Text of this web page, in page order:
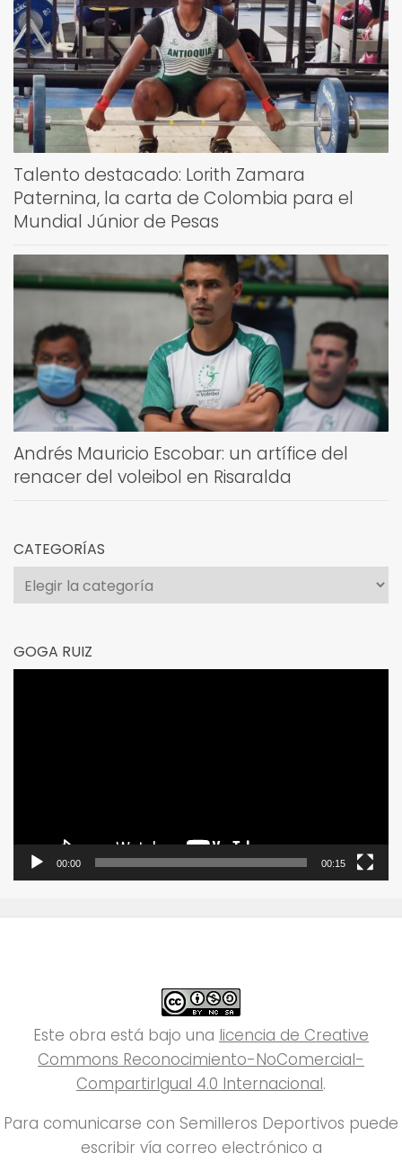
Talento destacado: Lorith Zamara
Paternina, la carta de Colombia para el
Mundial Júnior de Pesas
Andrés Mauricio Escobar: un artífice del
renacer del voleibol en Risaralda
CATEGORÍAS
Categorías
GOGA RUIZ
00:00 00:15
Este obra está bajo una licencia de Creative
Commons Reconocimiento-NoComercial-
CompartirIgual 4.0 Internacional.
Para comunicarse con Semilleros Deportivos puede
escribir vía correo electrónico a